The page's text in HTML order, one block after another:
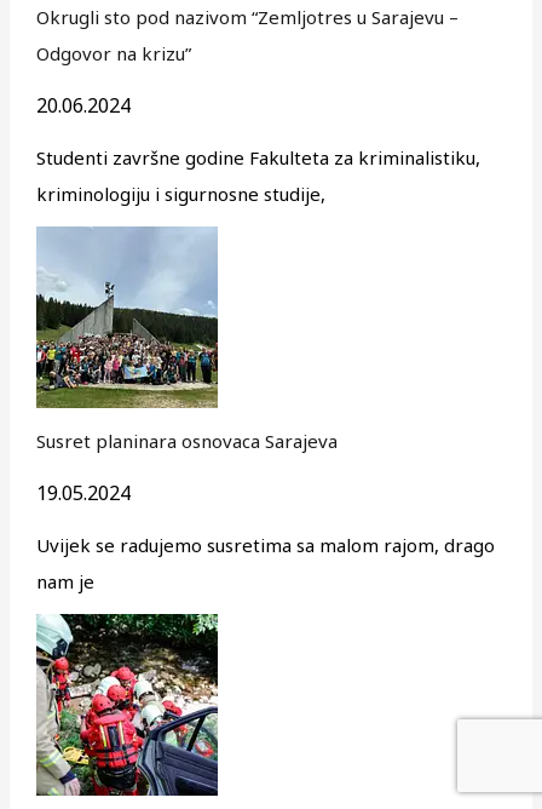
Okrugli sto pod nazivom “Zemljotres u Sarajevu –
Odgovor na krizu”
20.06.2024
Studenti završne godine Fakulteta za kriminalistiku,
kriminologiju i sigurnosne studije,
Susret planinara osnovaca Sarajeva
19.05.2024
Uvijek se radujemo susretima sa malom rajom, drago
nam je